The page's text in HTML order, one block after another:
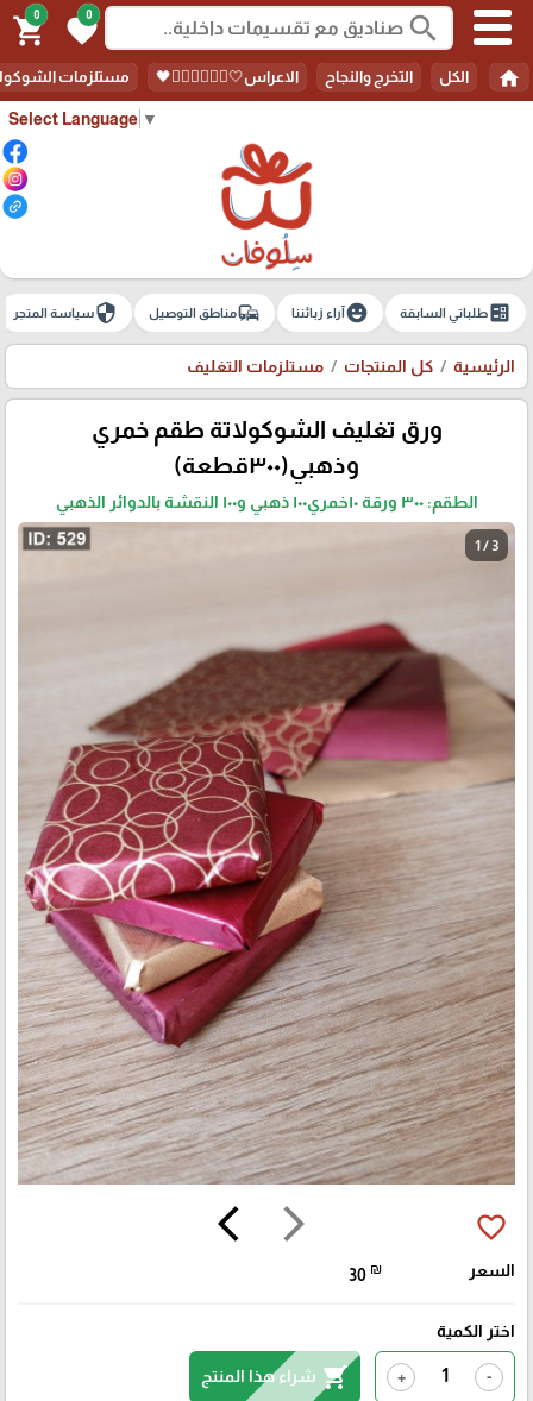
Select Language ▼
search
0
favorite
0
shopping_cart
home الكل التخرج والنجاح الاعراس🤍🤵🏻‍♀️👰🏻‍♀️🖤 مستلزمات
ballotطلباتي السابقة emoji_emotionsآراء زبائننا commuteمناطق التوصيل securityسياسة المتجر
الرئيسية كل المنتجات مستلزمات التغليف
ورق تغليف الشوكولاتة طقم خمري
وذهبي(٣٠٠قطعة)
الطقم: ٣٠٠ ورقة ١٠خمري١٠٠ ذهبي و١٠٠ النقشة بالدوائر الذهبي
1 / 3
arrow_forward_ios
arrow_back_ios favorite_border
السعر 30 ₪
اختر الكمية
-
+
shopping_cart شراء هذا المنتج